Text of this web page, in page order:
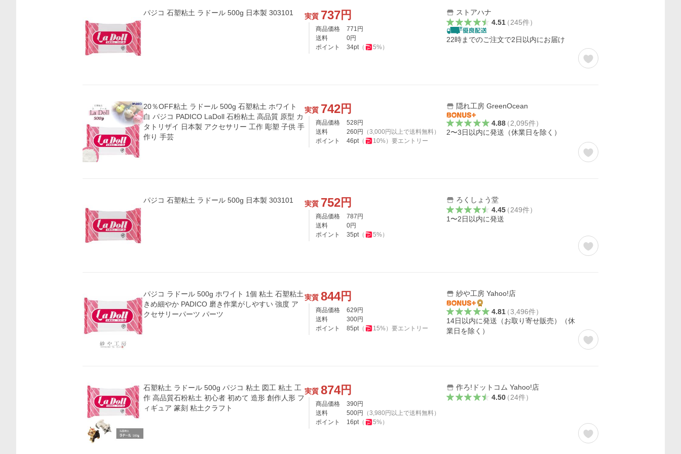
パジコ 石塑粘土 ラドール 500g 日本製 303101 実質 737円
商品価格 771 円
送料
0円
ポイント
34pt（ 5%）
ストアハナ
4.51（245件）
22時までのご注文で2日以内にお届け
20％OFF粘土 ラドール 500g 石塑粘土 ホワイト
白 パジコ PADICO LaDoll 石粉粘土 高品質 原型 カ
タトリザイ 日本製 アクセサリー 工作 彫塑 子供 手
作り 手芸
実質 742円
商品価格 528 円
送料
260円 （3,000 円以上で送料無料）
ポイント
46pt（ 10%） 要エントリー
隠れ工房 GreenOcean
4.88（2,095件）
2〜3日以内に発送（休業日を除く）
パジコ 石塑粘土 ラドール 500g 日本製 303101 実質 752円
商品価格 787 円
送料
0円
ポイント
35pt（ 5%）
ろくしょう堂
4.45（249件）
1〜2日以内に発送
パジコ ラドール 500g ホワイト 1個 粘土 石塑粘土
きめ細やか PADICO 磨き作業がしやすい 強度 ア
クセサリーパーツ パーツ
実質 844円
商品価格 629 円
送料
300円
ポイント
85pt（ 15%） 要エントリー
紗や工房 Yahoo!店
4.81（3,496件）
14日以内に発送（お取り寄せ販売）（休
業日を除く）
石塑粘土 ラドール 500g パジコ 粘土 図工 粘土 工
作 高品質石粉粘土 初心者 初めて 造形 創作人形 フ
ィギュア 篆刻 粘土クラフト
実質 874円
商品価格 390円
送料
500円 （3,980 円以上で送料無料）
ポイント
16pt（ 5%）
作ろ!ドットコム Yahoo!店
4.50（24件）